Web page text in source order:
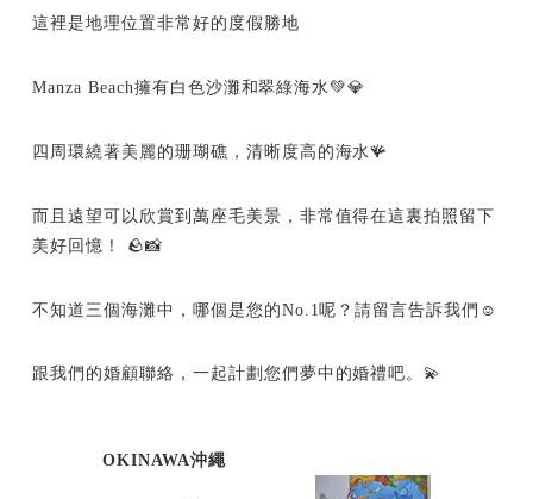
這裡是地理位置非常好的度假勝地
Manza Beach擁有白色沙灘和翠綠海水💚💎
四周環繞著美麗的珊瑚礁，清晰度高的海水🪸
而且遠望可以欣賞到萬座毛美景，非常值得在這裏拍照留下
美好回憶！ 🪨📸
不知道三個海灘中，哪個是您的No.1呢？請留言告訴我們☺
跟我們的婚顧聯絡，一起計劃您們夢中的婚禮吧。💫
OKINAWA沖繩